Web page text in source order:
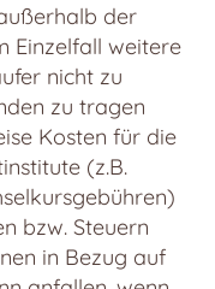
der
Einzelfall weitere
nicht zu
zu tragen
Kosten für die
(z.B.
bzw. Steuern
in Bezug auf